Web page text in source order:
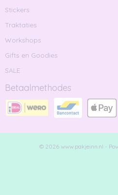
Stickers
Traktaties
Workshops
Gifts en Goodies
SALE
Betaalmethodes
© 2026 www.pakjeinn.nl -